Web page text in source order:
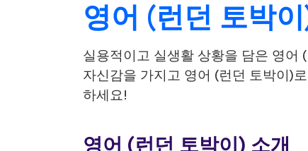
영어 (런던 토박이
실용적이고 실생활 상황을 담은 영어
자신감을 가지고 영어 (런던 토박이)
하세요!
영어 (런던 토박이) 소개